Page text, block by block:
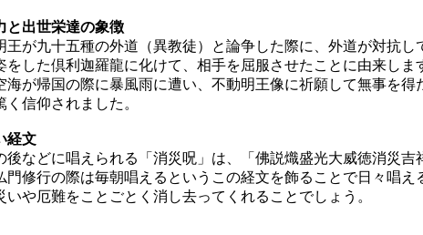
と出世栄達の象徴
王が九十五種の外道（異教徒）と論争した際に、外道が対抗し
をした倶利迦羅龍に化けて、相手を屈服させたことに由来しま
海が帰国の際に暴風雨に遭い、不動明王像に祈願して無事を得
信仰されました。
経文
後などに唱えられる「消災呪」は、「佛説熾盛光大威徳消災吉
門修行の際は毎朝唱えるというこの経文を飾ることで日々唱え
や厄難をことごとく消し去ってくれることでしょう。